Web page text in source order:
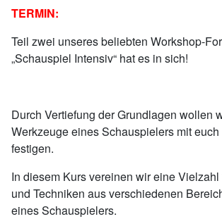
TERMIN:
Teil zwei unseres beliebten Workshop-
„Schauspiel Intensiv“ hat es in sich!
Durch Vertiefung der Grundlagen wollen
Werkzeuge eines Schauspielers mit
festigen.
In diesem Kurs vereinen wir eine
und Techniken aus verschiedenen
eines Schauspielers.